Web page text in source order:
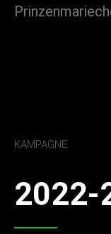
KAMPAGNE
2022-